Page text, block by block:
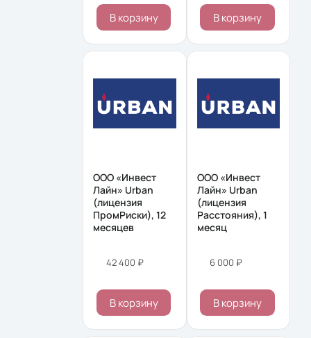
В корзину В корзину
ООО «Инвест
Лайн» Urban
(лицензия
ПромРиски), 12
месяцев
42 400 ₽
В корзину
ООО «Инвест
Лайн» Urban
(лицензия
Расстояния), 1
месяц
6 000 ₽
В корзину